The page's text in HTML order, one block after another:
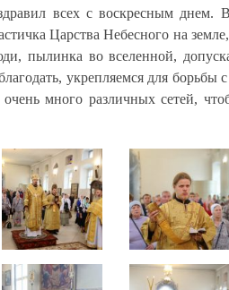
всех с воскресным днем.
Царства Небесного на
пылинка во вселенной,
укрепляемся для борьбы
много различных сетей,